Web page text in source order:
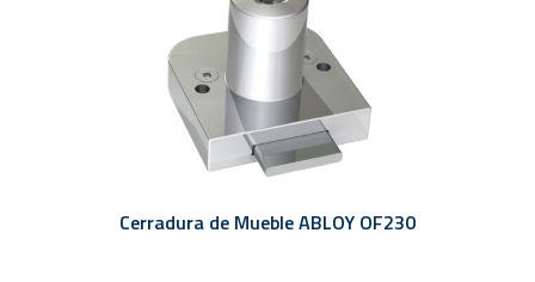
Cerradura de Mueble ABLOY OF230